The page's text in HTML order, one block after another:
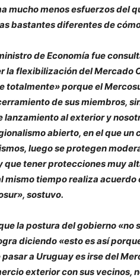
mucho menos esfuerzos del
bastantes diferentes de
de Economía fue
la flexibilización del Mercado
totalmente» porque el
de sus miembros,
lanzamiento al exterior y
abierto, en el que
luego se protegen
que tener protecciones muy
mismo tiempo realiza
sostuvo.
la postura del gobierno «no
diciendo «esto es así
a Uruguay es irse del
exterior con sus vecinos,